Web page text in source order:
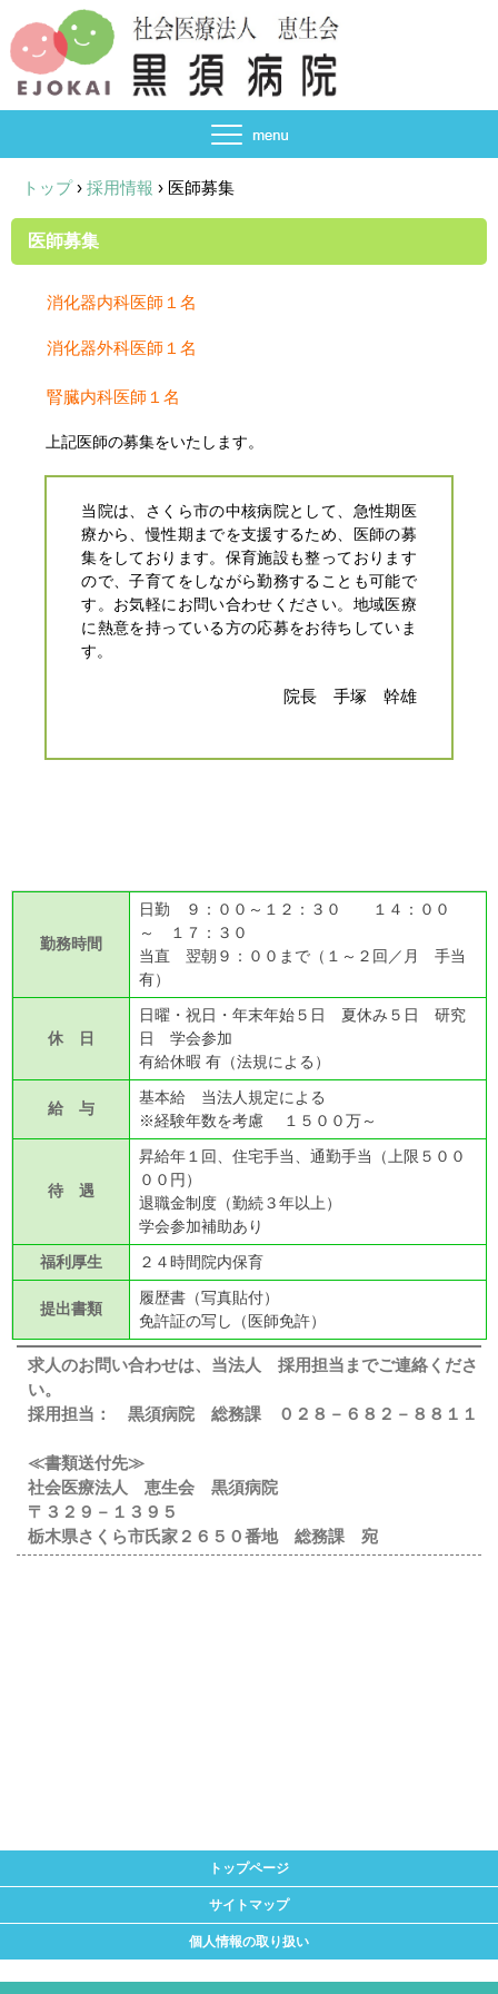
トップ › 採用情報 › 医師募集
医師募集
消化器内科医師１名
消化器外科医師１名
腎臓内科医師１名
上記医師の募集をいたします。
当院は、さくら市の中核病院として、急性期医
療から、慢性期までを支援するため、医師の募
集をしております。保育施設も整っております
ので、子育てをしながら勤務することも可能で
す。お気軽にお問い合わせください。地域医療
に熱意を持っている方の応募をお待ちしていま
す。
院長 手塚 幹雄
勤務時間
日勤 ９：００～１２：３０ １４：００
～ １７：３０
当直 翌朝９：００まで（１～２回／月 手当
有）
休 日
日曜・祝日・年末年始５日 夏休み５日 研究
日 学会参加
有給休暇 有（法規による）
給 与
基本給 当法人規定による
※経験年数を考慮 １５００万～
待 遇
昇給年１回、住宅手当、通勤手当（上限５００
００円）
退職金制度（勤続３年以上）
学会参加補助あり
福利厚生
２４時間院内保育
提出書類
履歴書（写真貼付）
免許証の写し（医師免許）
求人のお問い合わせは、当法人 採用担当までご連絡くださ
い。
採用担当： 黒須病院 総務課 ０２８－６８２－８８１１
≪書類送付先≫
社会医療法人 恵生会 黒須病院
〒３２９－１３９５
栃木県さくら市氏家２６５０番地 総務課 宛
トップページ
サイトマップ
個人情報の取り扱い